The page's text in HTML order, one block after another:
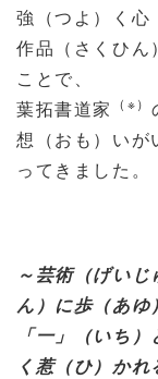
強（つよ）く心
作品（さくひん
ことで、
葉拓書道家 （※）
想（おも）いが
ってきました。
～芸術（げい
ん）に歩（あゆ
「一」（いち
く惹（ひ）かれ